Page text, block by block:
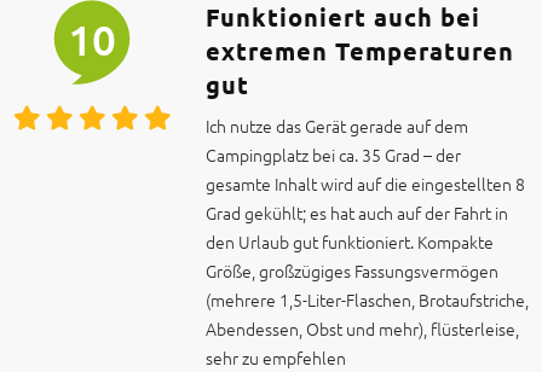
10
Funktioniert auch bei
extremen Temperaturen
gut
Ich nutze das Gerät gerade auf dem
Campingplatz bei ca. 35 Grad – der
gesamte Inhalt wird auf die eingestellten 8
Grad gekühlt; es hat auch auf der Fahrt in
den Urlaub gut funktioniert. Kompakte
Größe, großzügiges Fassungsvermögen
(mehrere 1,5-Liter-Flaschen, Brotaufstriche,
Abendessen, Obst und mehr), flüsterleise,
sehr zu empfehlen